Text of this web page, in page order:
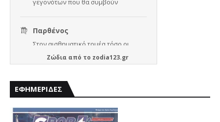
Ζώδια από το zodia123.gr
ΕΦΗΜΕΡΙΔΕΣ